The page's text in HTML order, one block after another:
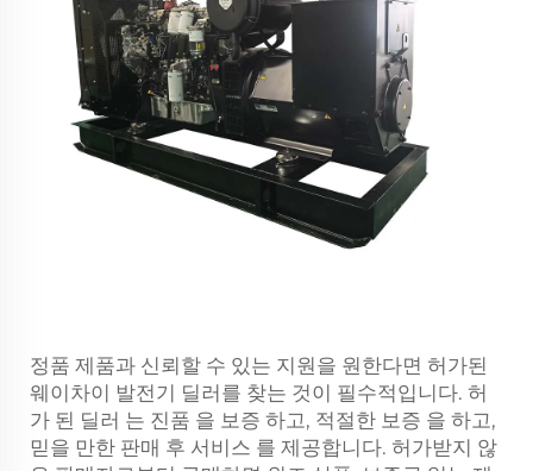
정품 제품과 신뢰할 수 있는 지원을 원한다면 허가된
웨이차이 발전기 딜러를 찾는 것이 필수적입니다. 허
가 된 딜러 는 진품 을 보증 하고, 적절한 보증 을 하고,
믿을 만한 판매 후 서비스 를 제공합니다. 허가받지 않